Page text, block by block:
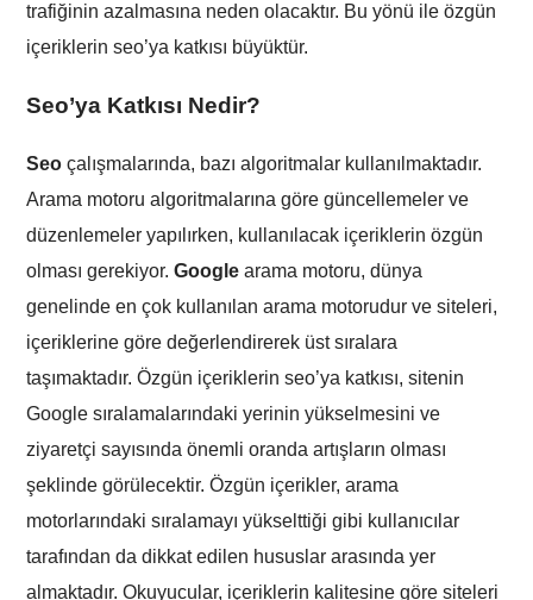
trafiğinin azalmasına neden olacaktır. Bu yönü ile özgün
içeriklerin seo’ya katkısı büyüktür.
Seo’ya Katkısı Nedir?
Seoçalışmalarında, bazı algoritmalar kullanılmaktadır.
Arama motoru algoritmalarına göre güncellemeler ve
düzenlemeler yapılırken, kullanılacak içeriklerin özgün
olması gerekiyor.Google arama motoru, dünya
genelinde en çok kullanılan arama motorudur ve siteleri,
içeriklerine göre değerlendirerek üst sıralara
taşımaktadır. Özgün içeriklerin seo’ya katkısı, sitenin
Google sıralamalarındaki yerinin yükselmesini ve
ziyaretçi sayısında önemli oranda artışların olması
şeklinde görülecektir. Özgün içerikler, arama
motorlarındaki sıralamayı yükselttiği gibi kullanıcılar
tarafından da dikkat edilen hususlar arasında yer
almaktadır. Okuyucular, içeriklerin kalitesine göre siteleri